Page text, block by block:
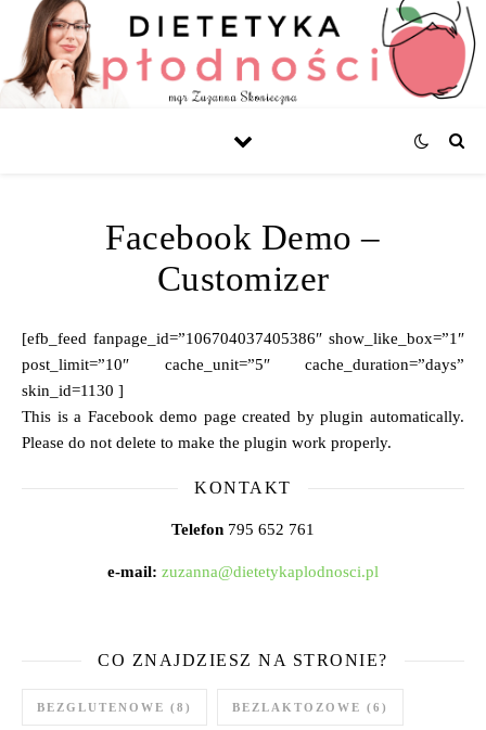
Facebook Demo –
Customizer
[efb_feed fanpage_id=”106704037405386″ show_like_box=”1″
post_limit=”10″ cache_unit=”5″ cache_duration=”days”
skin_id=1130 ]
This is a Facebook demo page created by plugin automatically.
Please do not delete to make the plugin work properly.
KONTAKT
Telefon 795 652 761
e-mail: zuzanna@dietetykaplodnosci.pl
CO ZNAJDZIESZ NA STRONIE?
BEZGLUTENOWE (8) BEZLAKTOZOWE (6)